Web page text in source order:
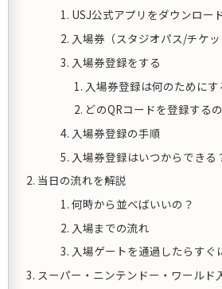
USJ公式アプリをダウンロー
入場券（スタジオパス/チケ
入場券登録をする
入場券登録は何のためにす
どのQRコードを登録する
入場券登録の手順
入場券登録はいつからできる
当日の流れを解説
何時から並べばいいの？
入場までの流れ
入場ゲートを通過したらすぐ
スーパー・ニンテンドー・ワールド